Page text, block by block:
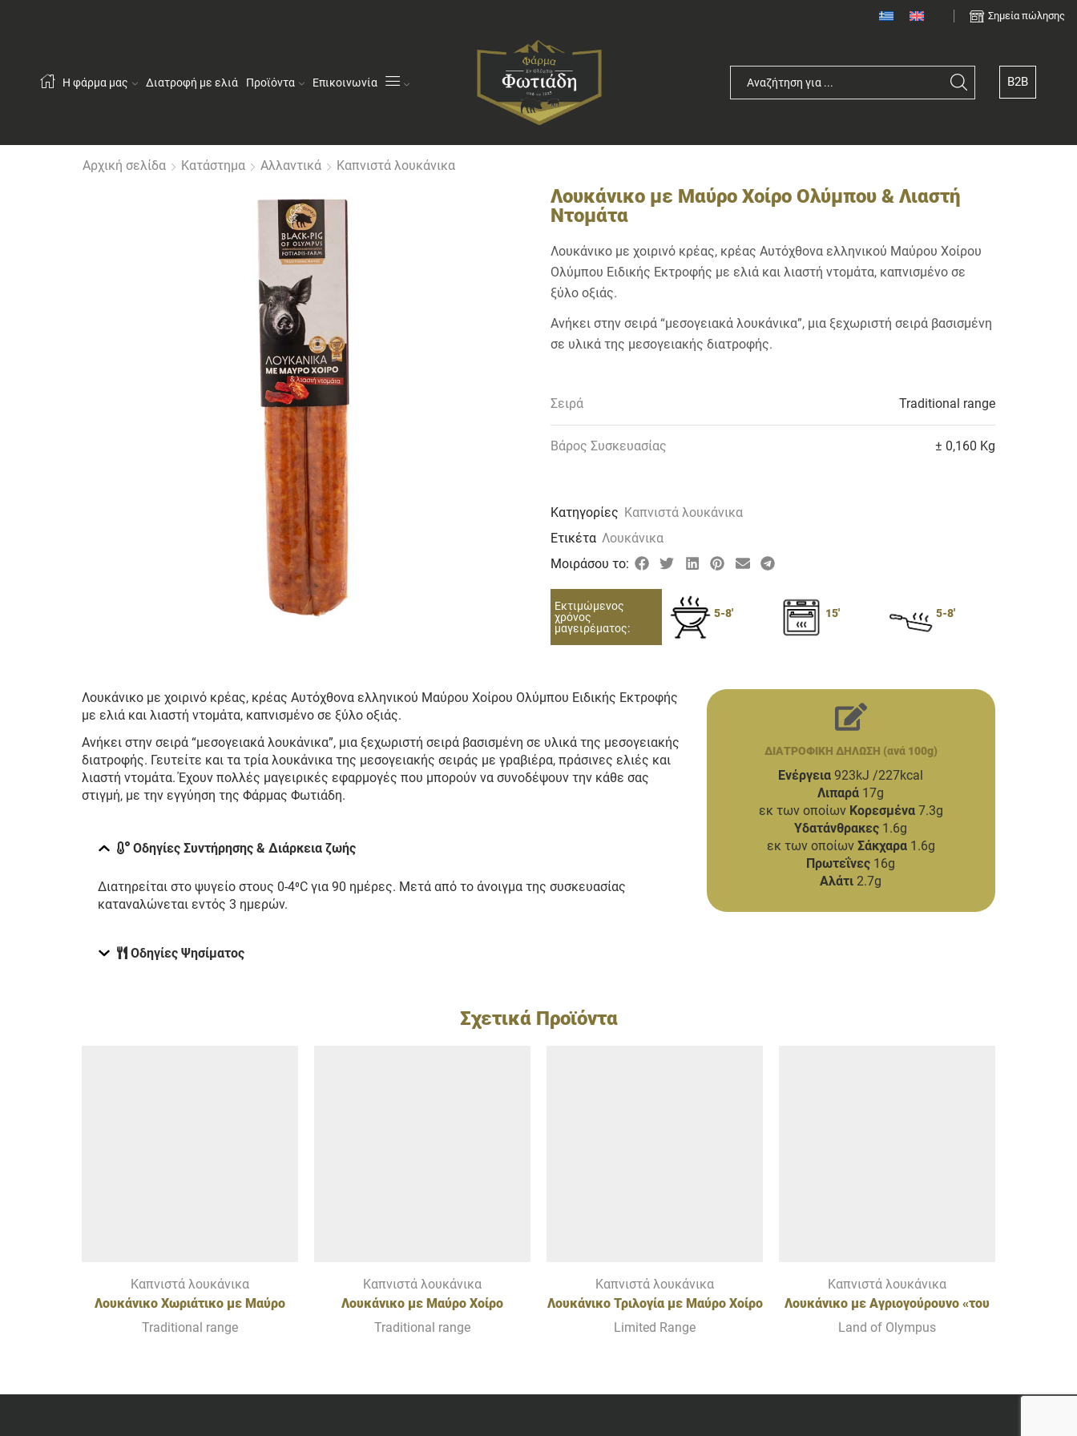
Σημεία πώλησης
Η φάρμα μας Διατροφή με ελιά Προϊόντα Επικοινωνία B2B
Αρχική σελίδα Κατάστημα Αλλαντικά Καπνιστά λουκάνικα
Λουκάνικο με Μαύρο Χοίρο Ολύμπου & Λιαστή
Ντομάτα
Λουκάνικο με χοιρινό κρέας, κρέας Αυτόχθονα ελληνικού Μαύρου Χοίρου
Ολύμπου Ειδικής Εκτροφής με ελιά και λιαστή ντομάτα, καπνισμένο σε
ξύλο οξιάς.
Ανήκει στην σειρά “μεσογειακά λουκάνικα”, μια ξεχωριστή σειρά βασισμένη
σε υλικά της μεσογειακής διατροφής.
Σειρά Traditional range
Βάρος Συσκευασίας ± 0,160 Kg
Κατηγορίες Καπνιστά λουκάνικα
Ετικέτα Λουκάνικα
Μοιράσου το:
Εκτιμώμενος
χρόνος
μαγειρέματος:
5-8' 15' 5-8'
Λουκάνικο με χοιρινό κρέας, κρέας Αυτόχθονα ελληνικού Μαύρου Χοίρου Ολύμπου Ειδικής Εκτροφής
με ελιά και λιαστή ντομάτα, καπνισμένο σε ξύλο οξιάς.
Ανήκει στην σειρά “μεσογειακά λουκάνικα”, μια ξεχωριστή σειρά βασισμένη σε υλικά της μεσογειακής
διατροφής. Γευτείτε και τα τρία λουκάνικα της μεσογειακής σειράς με γραβιέρα, πράσινες ελιές και
λιαστή ντομάτα. Έχουν πολλές μαγειρικές εφαρμογές που μπορούν να συνοδέψουν την κάθε σας
στιγμή, με την εγγύηση της Φάρμας Φωτιάδη.
Οδηγίες Συντήρησης & Διάρκεια ζωής
Διατηρείται στο ψυγείο στους 0-4⁰C για 90 ημέρες. Μετά από το άνοιγμα της συσκευασίας
καταναλώνεται εντός 3 ημερών.
Οδηγίες Ψησίματος
ΔΙΑΤΡΟΦΙΚΗ ΔΗΛΩΣΗ (ανά 100g)
Ενέργεια 923kJ /227kcal
Λιπαρά 17g
εκ των οποίων Κορεσμένα7.3g
Υδατάνθρακες 1.6g
εκ των οποίων Σάκχαρα1.6g
Πρωτεΐνες 16g
Αλάτι 2.7g
Σχετικά Προϊόντα
Καπνιστά λουκάνικα
Λουκάνικο Χωριάτικο με Μαύρο
Χοίρο Ολύμπου
Traditional range
Καπνιστά λουκάνικα
Λουκάνικο με Μαύρο Χοίρο
Ολύμπου & Πράσο
Traditional range
Καπνιστά λουκάνικα
Λουκάνικο Τριλογία με Μαύρο Χοίρο
Ολύμπου, Προβατίνα & χοιρινό
Limited Range
Καπνιστά λουκάνικα
Λουκάνικo με Αγριογούρουνο «του
ΚΥΝΗΓΟΥ»
Land of Olympus